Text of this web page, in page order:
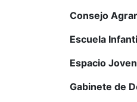
Consejo
Escuela
Espacio
Gabinete de